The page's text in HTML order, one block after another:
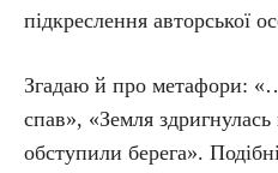
підкреслення авторської
Згадаю й про метафори:
спав», «Земля здригнулась
обступили берега».